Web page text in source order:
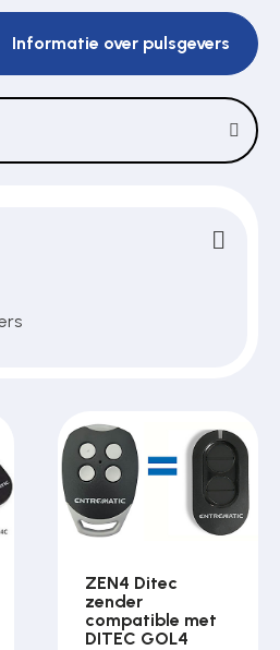
Informatie over pulsgevers
ZEN4 Ditec
zender
compatible met
DITEC GOL4